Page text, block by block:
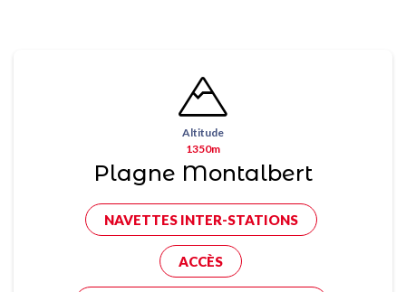
Altitude
1350m
Plagne Montalbert
NAVETTES INTER-STATIONS
ACCÈS